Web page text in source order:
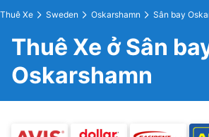
Thuê Xe Sweden Oskarshamn Sân bay
Thuê Xe ở Sân
Oskarshamn